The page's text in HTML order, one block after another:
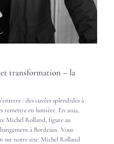
transformation – la
: des cuvées splendides à
remettre en lumière. En 2022,
Michel Rolland, figure au
à Bordeaux. Vous
sur notre site: Michel Rolland